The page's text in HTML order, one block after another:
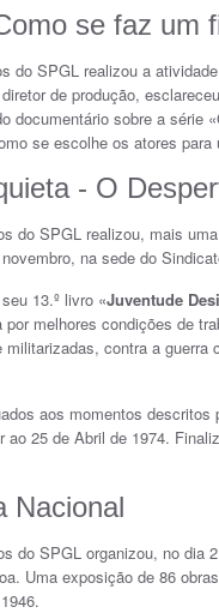
se faz um
do SPGL realizou a
de produção,
documentário sobre a
se escolhe os atores
- O
do SPGL realizou, mais
na sede do
13.º livro «Juventude
melhores condições de
contra a
aos momentos
25 de Abril de 1974.
Nacional
do SPGL organizou, no dia
Uma exposição de 86